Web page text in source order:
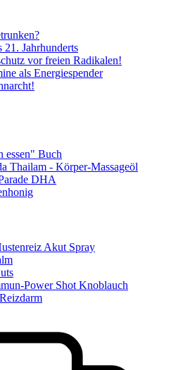
21. Jahrhunderts
vor freien Radikalen!
als Energiespender
essen" Buch
Thailam - Körper-Massageöl
DHA
Akut Spray
Power Shot Knoblauch